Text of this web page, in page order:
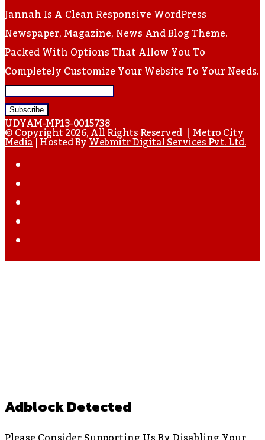
Jannah Is A Clean Responsive WordPress
Newspaper, Magazine, News And Blog Theme.
Packed With Options That Allow You To
Completely Customize Your Website To Your Needs.
Enter
Your
Email
Address
UDYAM-MP13-0015738
© Copyright 2026, All Rights Reserved |Metro City
Media| Hosted ByWebmitr Digital Services Pvt. Ltd.
Adblock Detected